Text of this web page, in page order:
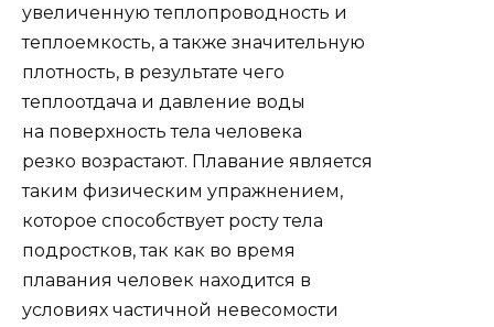
увеличенную теплопроводность и
теплоемкость, а также значительную
плотность, в результате чего
теплоотдача и давление воды
на поверхность тела человека
резко возрастают. Плавание является
таким физическим упражнением,
которое способствует росту тела
подростков, так как во время
плавания человек находится в
условиях частичной невесомости